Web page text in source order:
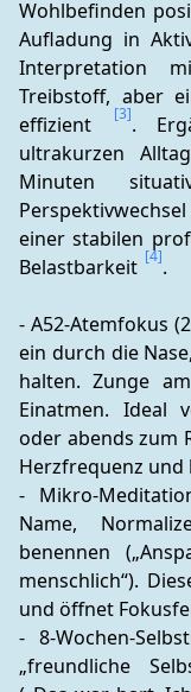
Wohlbefinden
Aufladung in
Interpretation
Treibstoff, aber
effizient
[3].
ultrakurzen
Minuten
einer stabilen
Belastbarkeit [4].
- A52-Atemfokus
ein durch die
halten. Zunge
Einatmen. Ideal
oder abends zum
Herzfrequenz
- Mikro-
Name,
benennen
menschlich“).
und öffnet
- 8-Wochen-
„freundliche